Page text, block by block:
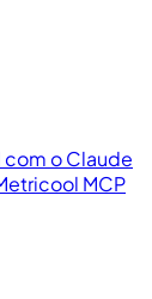
o Claude
MCP